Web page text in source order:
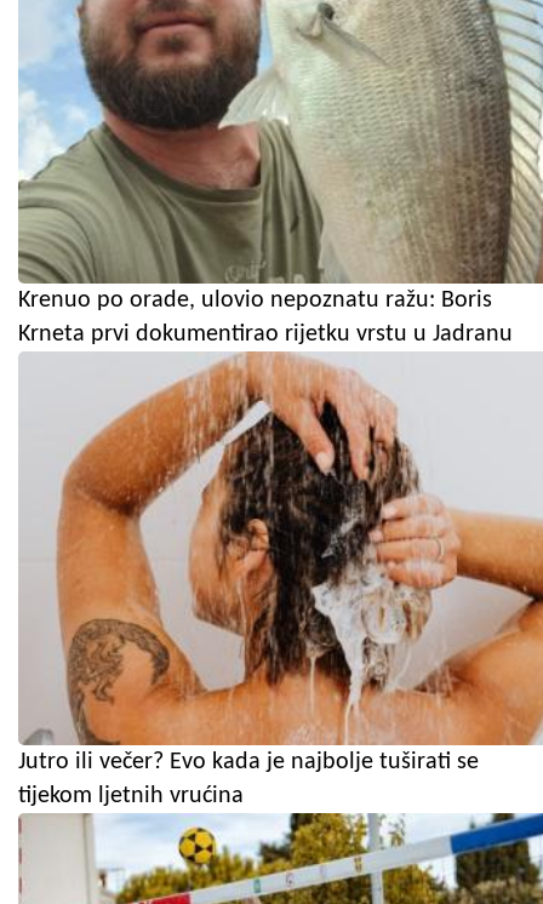
Krenuo po orade, ulovio nepoznatu ražu: Boris
Krneta prvi dokumentirao rijetku vrstu u Jadranu
Jutro ili večer? Evo kada je najbolje tuširati se
tijekom ljetnih vrućina